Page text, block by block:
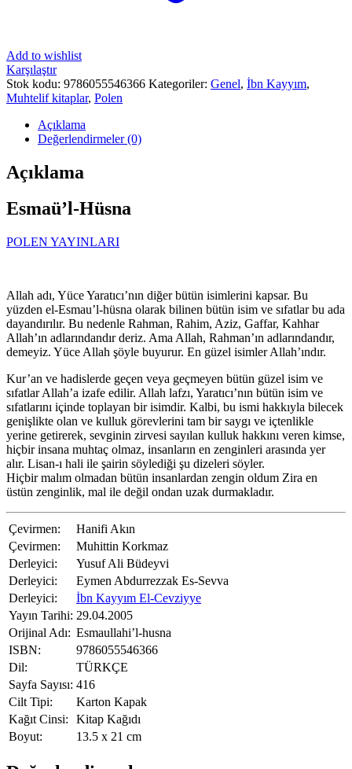
Add to wishlist
Karşılaştır
Stok kodu: 9786055546366 Kategoriler: Genel, İbn Kayyım,
Muhtelif kitaplar, Polen
Açıklama
Değerlendirmeler (0)
Açıklama
Esmaü’l-Hüsna
POLEN YAYINLARI
Allah adı, Yüce Yaratıcı’nın diğer bütün isimlerini kapsar. Bu
yüzden el-Esmau’l-hüsna olarak bilinen bütün isim ve sıfatlar bu ada
dayandırılır. Bu nedenle Rahman, Rahim, Aziz, Gaffar, Kahhar
Allah’ın adlarındandır deriz. Ama Allah, Rahman’ın adlarındandır,
demeyiz. Yüce Allah şöyle buyurur. En güzel isimler Allah’ındır.
Kur’an ve hadislerde geçen veya geçmeyen bütün güzel isim ve
sıfatlar Allah’a izafe edilir. Allah lafzı, Yaratıcı’nın bütün isim ve
sıfatlarını içinde toplayan bir isimdir. Kalbi, bu ismi hakkıyla bilecek
genişlikte olan ve kulluk görevlerini tam bir saygı ve içtenlikle
yerine getirerek, sevginin zirvesi sayılan kulluk hakkını veren kimse,
hiçbir insana muhtaç olmaz, insanların en zenginleri arasında yer
alır. Lisan-ı hali ile şairin söylediği şu dizeleri söyler.
Hiçbir malım olmadan bütün insanlardan zengin oldum Zira en
üstün zenginlik, mal ile değil ondan uzak durmakladır.
Çevirmen:
Hanifi Akın
Çevirmen:
Muhittin Korkmaz
Derleyici:
Yusuf Ali Büdeyvi
Derleyici:
Eymen Abdurrezzak Es-Sevva
Derleyici:
İbn Kayyım El-Cevziyye
Yayın Tarihi: 29.04.2005
Orijinal Adı: Esmaullahi’l-husna
ISBN:
9786055546366
Dil:
TÜRKÇE
Sayfa Sayısı: 416
Cilt Tipi:
Karton Kapak
Kağıt Cinsi:
Kitap Kağıdı
Boyut:
13.5 x 21 cm